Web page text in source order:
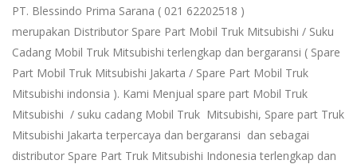
PT. Blessindo Prima Sarana ( 021 62202518 )
merupakan Distributor Spare Part Mobil Truk Mitsubishi / Suku
Cadang Mobil Truk Mitsubishi terlengkap dan bergaransi ( Spare
Part Mobil Truk Mitsubishi Jakarta / Spare Part Mobil Truk
Mitsubishi indonsia ). Kami Menjual spare part Mobil Truk
Mitsubishi / suku cadang Mobil Truk Mitsubishi, Spare part Truk
Mitsubishi Jakarta terpercaya dan bergaransi dan sebagai
distributor Spare Part Truk Mitsubishi Indonesia terlengkap dan